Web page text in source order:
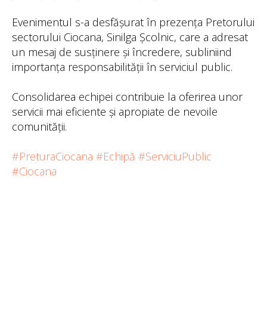
Evenimentul s-a desfășurat în prezența Pretorului
sectorului Ciocana, Sinilga Școlnic, care a adresat
un mesaj de susținere și încredere, subliniind
importanța responsabilității în serviciul public.
Consolidarea echipei contribuie la oferirea unor
servicii mai eficiente și apropiate de nevoile
comunității.
#PreturaCiocana #Echipă #ServiciuPublic
#Ciocana